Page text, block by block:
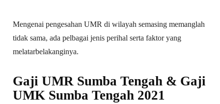
Mengenai pengesahan UMR di wilayah semasing memanglah
tidak sama, ada pelbagai jenis perihal serta faktor yang
melatarbelakanginya.
Gaji UMR Sumba Tengah & Gaji
UMK Sumba Tengah 2021